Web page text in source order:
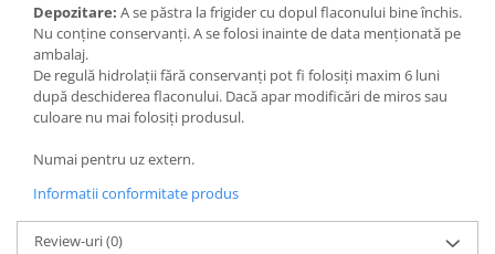
Depozitare: A se păstra la frigider cu dopul flaconului bine închis.
Nu conține conservanți. A se folosi inainte de data menționată pe
ambalaj.
De regulă hidrolații fără conservanți pot fi folosiți maxim 6 luni
după deschiderea flaconului. Dacă apar modificări de miros sau
culoare nu mai folosiți produsul.
Numai pentru uz extern.
Informatii conformitate produs
Review-uri(0)